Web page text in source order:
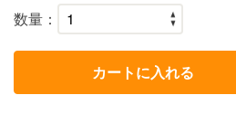
数量：
カートに入れる